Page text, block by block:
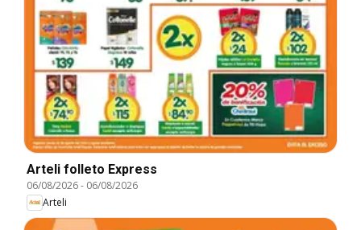
Arteli folleto Express
06/08/2026- 06/08/2026
Arteli